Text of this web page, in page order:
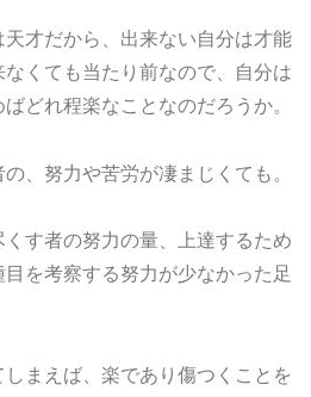
才だから、出来ない自分は才能
くても当たり前なので、自分は
どれ程楽なことなのだろうか。
、努力や苦労が凄まじくても。
す者の努力の量、上達するため
を考察する努力が少なかった足
まえば、楽であり傷つくことを